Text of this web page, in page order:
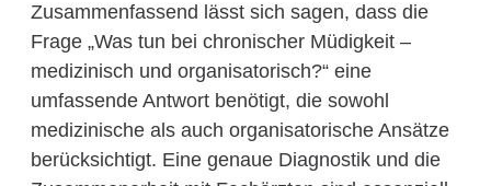
Zusammenfassend lässt sich sagen, dass die
Frage „Was tun bei chronischer Müdigkeit –
medizinisch und organisatorisch?“ eine
umfassende Antwort benötigt, die sowohl
medizinische als auch organisatorische Ansätze
berücksichtigt. Eine genaue Diagnostik und die